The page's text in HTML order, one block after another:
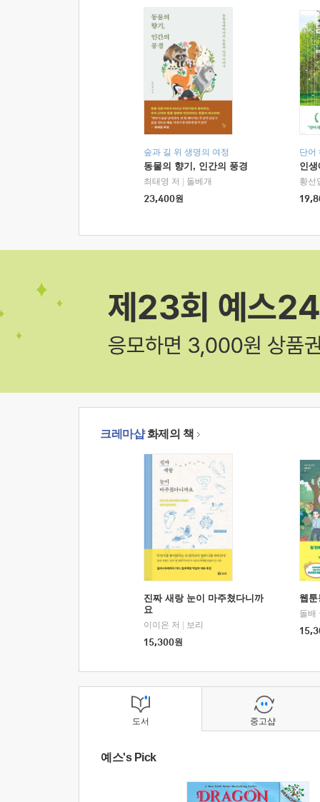
숲과 길 위 생명의 여정
동물의 향기, 인간의 풍경
최태영 저
돌베개
23,400원
단어
인
황선
크레마샵화제의 책
진짜 새랑 눈이 마주쳤다니까
요
이이은 저
보리
15,300원
웹
돌배
도서
예스's Pick
중고샵